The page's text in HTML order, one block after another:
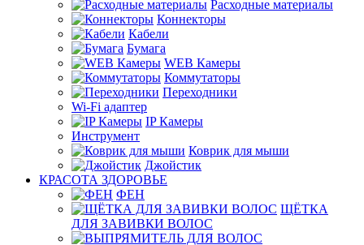
Расходные материалы
Коннекторы
Кабели
Бумага
WEB Камеры
Коммутаторы
Переходники
Wi-Fi адаптер
IP Камеры
Инструмент
Коврик для мыши
Джойстик
КРАСОТА ЗДОРОВЬЕ
ФЕН
ЩЁТКА
ДЛЯ ЗАВИВКИ ВОЛОС